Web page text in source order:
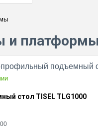
и
стол TISEL TLG1000